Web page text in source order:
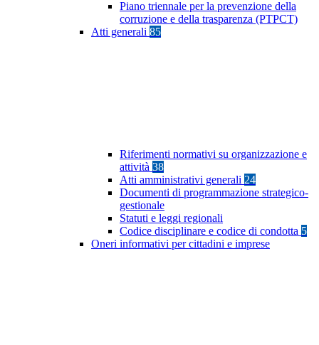
Piano triennale per la prevenzione della
corruzione e della trasparenza (PTPCT)
Atti generali 85
Riferimenti normativi su organizzazione e
attività 38
Atti amministrativi generali 24
Documenti di programmazione strategico-
gestionale
Statuti e leggi regionali
Codice disciplinare e codice di condotta 5
Oneri informativi per cittadini e imprese